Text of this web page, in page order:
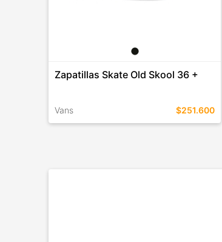
Zapatillas Skate Old Skool 36 +
Vans $251.600